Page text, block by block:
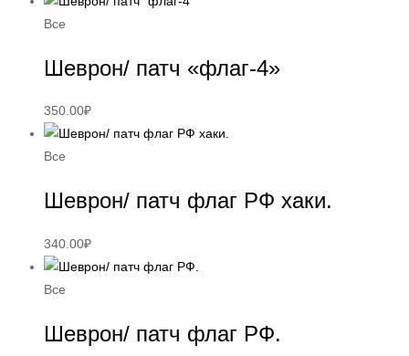
Все
Шеврон/ патч «флаг-4»
350.00₽
Все
Шеврон/ патч флаг РФ хаки.
340.00₽
Все
Шеврон/ патч флаг РФ.